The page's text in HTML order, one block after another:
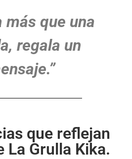
más que una
regala un
que reflejan
La Grulla Kika.